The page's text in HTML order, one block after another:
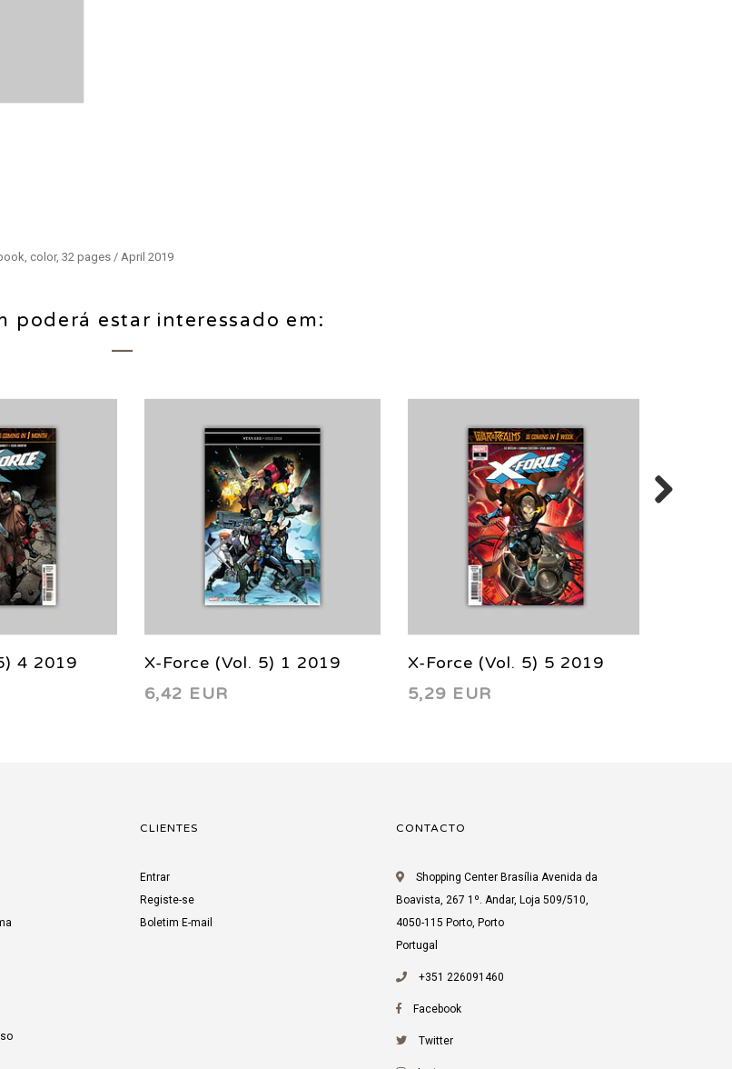
color, 32 pages / April 2019
poderá estar interessado em:
4 2019
X-Force (Vol. 5) 1 2019
6,42 EUR
X-Force (Vol. 5) 5 2019
5,29 EUR
CLIENTES
Entrar
Registe-se
Boletim E-mail
CONTACTO
Shopping Center Brasília Avenida da
Boavista, 267 1º. Andar, Loja 509/510,
4050-115 Porto, Porto
Portugal
+351 226091460
Facebook
Twitter